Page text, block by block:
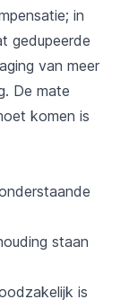
in
gedupeerde
van meer
De mate
komen is
staan
is